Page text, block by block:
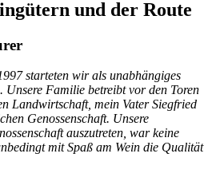
und der Route
starteten wir als unabhängiges
Unsere Familie betreibt vor den Toren
Landwirtschaft, mein Vater Siegfried
Genossenschaft. Unsere
auszutreten, war keine
mit Spaß am Wein die Qualität